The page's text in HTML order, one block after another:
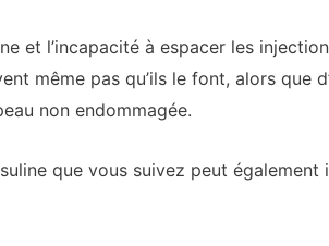
et l’incapacité à espacer les
même pas qu’ils le font, alors que
non endommagée.
que vous suivez peut